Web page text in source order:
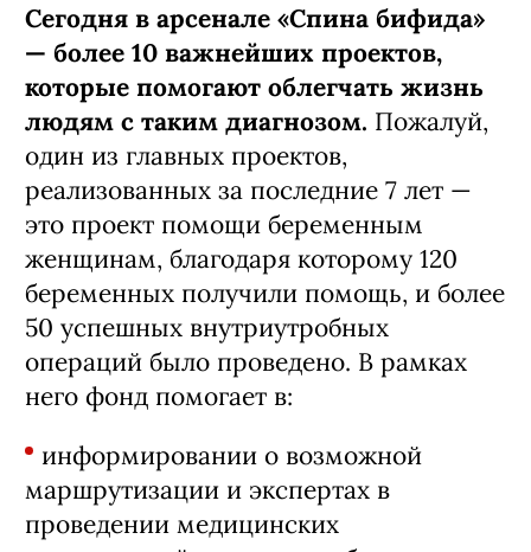
Сегодня в арсенале «Спина бифида»
— более 10 важнейших проектов,
которые помогают облегчать жизнь
людям с таким диагнозом. Пожалуй,
один из главных проектов,
реализованных за последние 7 лет —
это проект помощи беременным
женщинам, благодаря которому 120
беременных получили помощь, и более
50 успешных внутриутробных
операций было проведено. В рамках
него фонд помогает в:
информировании о возможной
маршрутизации и экспертах в
проведении медицинских